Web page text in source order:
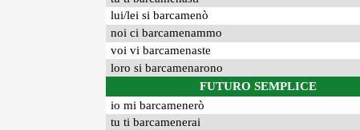
lui/lei si barcamenò
noi ci barcamenammo
voi vi barcamenaste
loro si barcamenarono
FUTURO SEMPLICE
io mi barcamenerò
tu ti barcamenerai